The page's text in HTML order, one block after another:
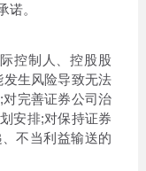
诺。
控制人、控股股
生风险导致无法
完善证券公司治
安排;对保持证券
不当利益输送的